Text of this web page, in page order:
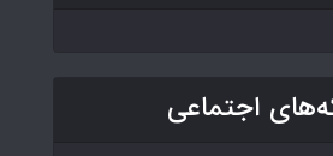
اجتماعی